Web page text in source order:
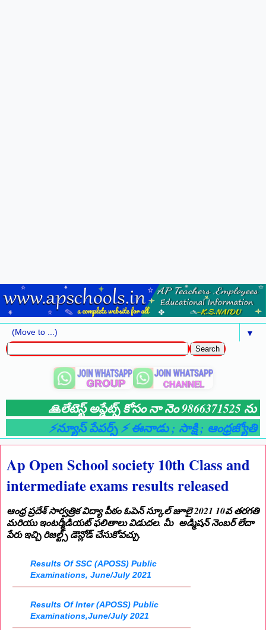
▼
🙏లేటెస్ట్ అప్డేట్స్ కోసం నా నెం 9866371525
⚡న్యూస్ పేపర్స్ ⚡ ఈనాడు; సాక్షి; ఆంధ్రజ్యోతి;
Ap Open School society 10th Class and
intermediate exams results released
ఆంధ్ర ప్రదేశ్ సార్వత్రిక విద్యా పీఠం ఓపెన్ స్కూల్ జూలై 2021 10వ తరగతి
మరియు ఇంటర్మీడియట్ ఫలితాలు విడుదల. మీ అడ్మిషన్ నెంబర్ లేదా
పేరు ఇచ్చి రిజల్ట్స్ డౌన్లోడ్ చేసుకోవచ్చు.
Results Of SSC (APOSS) Public
Examinations, June/July 2021
Results Of Inter (APOSS) Public
Examinations,June/July 2021